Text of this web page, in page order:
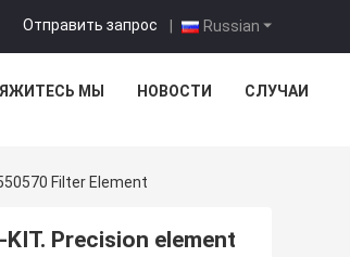
Russian
Отправить запрос |
МЫ НОВОСТИ СЛУЧАИ
Filter Element
Precision element